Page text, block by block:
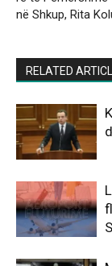
në Shkup, Rita
RELATED